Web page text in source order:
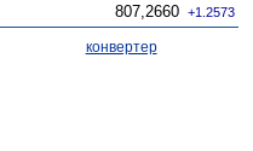
807,2660 +1.2573
конвертер